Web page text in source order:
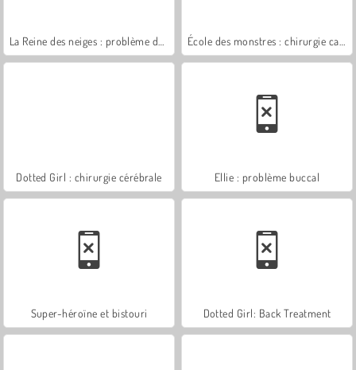
Dotted Girl : chirurgie cérébrale Ellie : problème buccal
Super-héroïne et bistouri Dotted Girl: Back Treatment